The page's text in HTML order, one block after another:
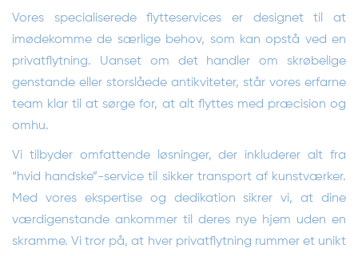
Vores specialiserede flytteservices er designet til at
imødekomme de særlige behov, som kan opstå ved en
privatflytning. Uanset om det handler om skrøbelige
genstande eller storslåede antikviteter, står vores erfarne
team klar til at sørge for, at alt flyttes med præcision og
omhu.
Vi tilbyder omfattende løsninger, der inkluderer alt fra
“hvid handske”-service til sikker transport af kunstværker.
Med vores ekspertise og dedikation sikrer vi, at dine
værdigenstande ankommer til deres nye hjem uden en
skramme. Vi tror på, at hver privatflytning rummer et unikt